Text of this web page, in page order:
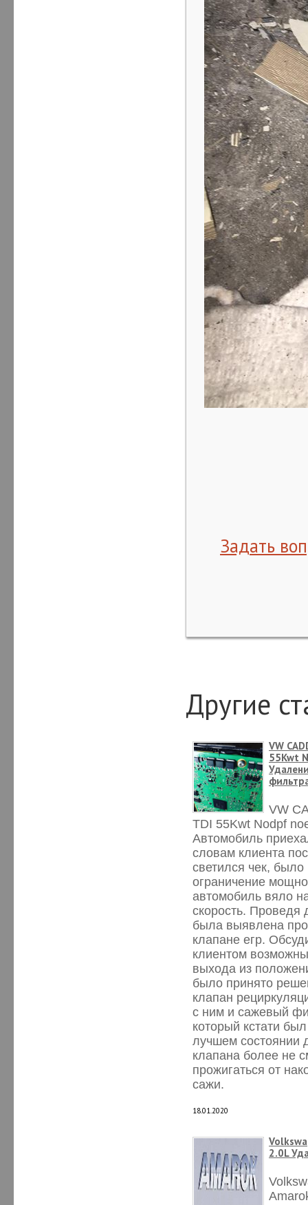
Задать
Другие
VW
55Kwt
VW
TDI 55Kwt Nodpf
Автомобиль
словам клиента
светился чек, было
ограничение
автомобиль вяло
скорость. Проведя
была выявлена
клапане егр.
клиентом
выхода из
было принято
клапан
с ним и сажевый
который кстати
лучшем состоянии
клапана более не
прожигаться от
сажи.
18.01.2020
2.0L